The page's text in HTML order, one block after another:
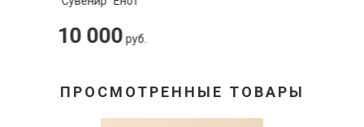
ПРОСМОТРЕННЫЕ ТОВАРЫ